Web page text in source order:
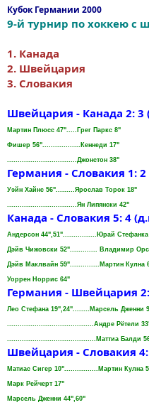
Кубок Германии 2000
9-й турнир по хоккею с
1. Канада
2. Швейцария
3. Словакия
Швейцария - Канада 2: 3
Мартин Плюсс 47".....Грег Паркс 8"
Фишер 56"..................Кеннеди 17"
.................................Джонстон 38"
Германия - Словакия 1: 2
Уэйн Хайнс 56".........Ярослав Торок 18"
.................................Ян Липянски 42"
Канада - Словакия 5: 4
Андерсон 44",51"................Юрай Стефанка
Дэйв Чижовски 52"............. Владимир
Дэйв Mаклвайн 59"..............Мартин Кулна
Уоррен Норрис 64"
Германия - Швейцария 2:
Лео Стефана 19",24"........Марсель Дженни
.........................................Андре Рётели
..........................................Маттиа Балди
Швейцария - Словакия 4:
Матиас Сигер 10"................Мартин Кулна
Марк Рейчерт 17"
Марсель Дженни 44",60"